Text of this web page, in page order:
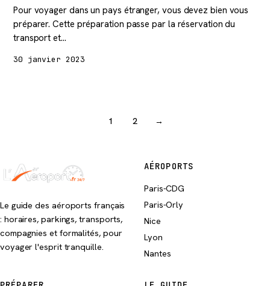
Pour voyager dans un pays étranger, vous devez bien vous
préparer. Cette préparation passe par la réservation du
transport et…
30 janvier 2023
1 2 →
Le guide des aéroports français
: horaires, parkings, transports,
compagnies et formalités, pour
voyager l'esprit tranquille.
AÉROPORTS
Paris-CDG
Paris-Orly
Nice
Lyon
Nantes